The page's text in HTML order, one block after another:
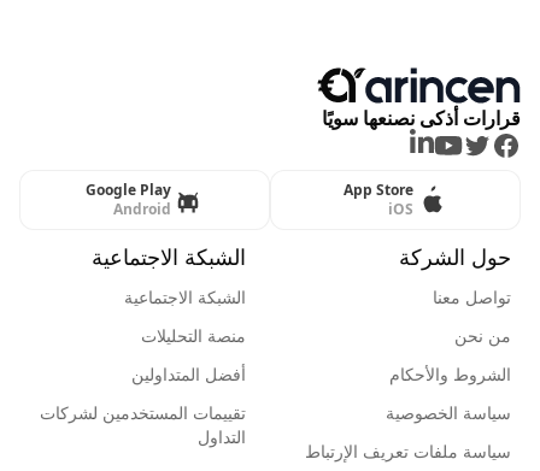
قرارات أذكى نصنعها سويًا
Facebook
Twitter
Youtube
LinkedIn
App Store
iOS
Google Play
Android
حول الشركة
تواصل معنا
من نحن
الشروط والأحكام
سياسة الخصوصية
سياسة ملفات تعريف الإرتباط
الشبكة الاجتماعية
الشبكة الاجتماعية
منصة التحليلات
أفضل المتداولين
تقييمات المستخدمين لشركات
التداول